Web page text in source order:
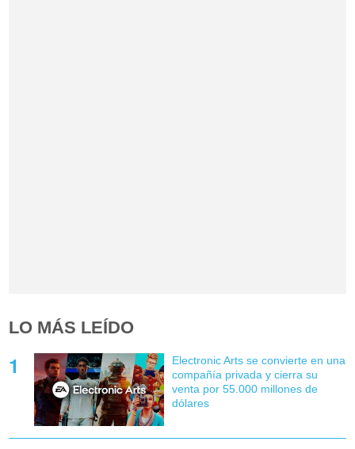
LO MÁS LEÍDO
Electronic Arts se convierte en una
compañía privada y cierra su
venta por 55.000 millones de
dólares